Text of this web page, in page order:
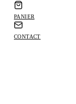
PANIER
CONTACT